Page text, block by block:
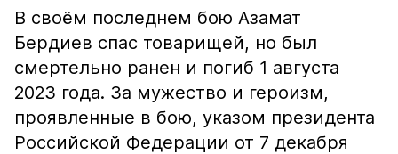
В своём последнем бою Азамат
Бердиев спас товарищей, но был
смертельно ранен и погиб 1 августа
2023 года. За мужество и героизм,
проявленные в бою, указом президента
Российской Федерации от 7 декабря